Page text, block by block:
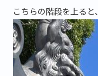
こちらの階段を上ると